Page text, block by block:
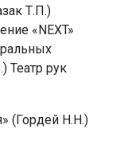
Т.П.)
«NEXT»
Театр рук
(Гордей Н.Н.)